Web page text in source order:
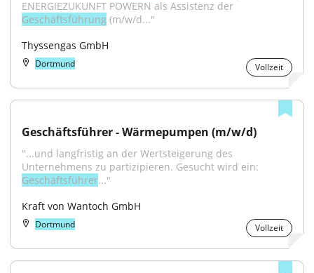
Geschäftsführung (m/w/d..."
Thyssengas GmbH
Dortmund Vollzeit
Geschäftsführer - Wärmepumpen (m/w/d)
"...und langfristig an der Wertsteigerung des
Geschäftsführer..."
Kraft von Wantoch GmbH
Dortmund Vollzeit